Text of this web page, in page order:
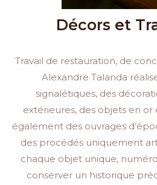
Décors et
Travail de restauration, de
Alexandre Talanda
signalétiques, des
extérieures, des objets en or
également des ouvrages
des procédés uniquement
chaque objet unique,
conserver un historique